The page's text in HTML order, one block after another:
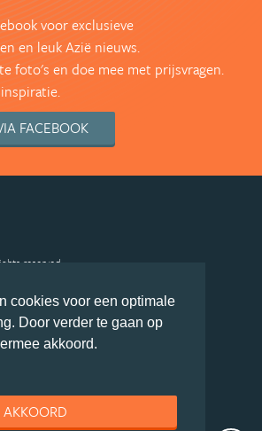
cookies voor een optimale
Door verder te gaan op
akkoord.
AKKOORD
voor exclusieve
en leuk Azië nieuws.
foto's en doe mee met prijsvragen.
FACEBOOK
reserved
Disclaimer
Cookies